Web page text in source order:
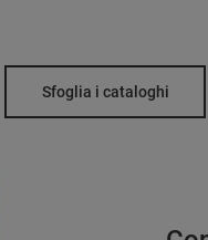
Sfoglia i cataloghi